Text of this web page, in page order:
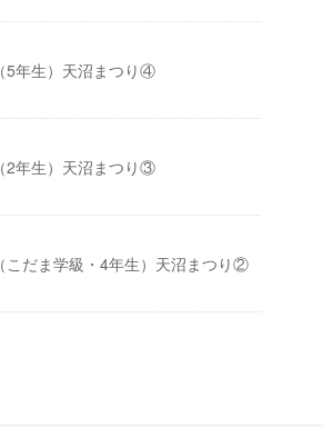
（5年生）天沼まつり④
（2年生）天沼まつり③
（こだま学級・4年生）天沼まつり②